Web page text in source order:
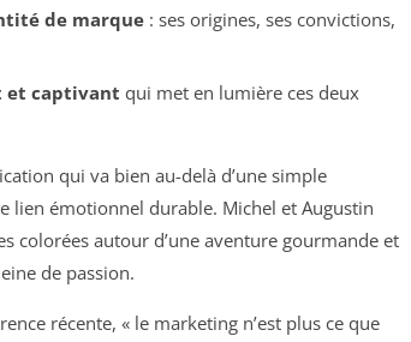
de marque: ses origines, ses convictions,
et captivant qui met en lumière ces deux
qui va bien au-delà d’une simple
lien émotionnel durable. Michel et Augustin
colorées autour d’une aventure gourmande et
de passion.
récente, « le marketing n’est plus ce que